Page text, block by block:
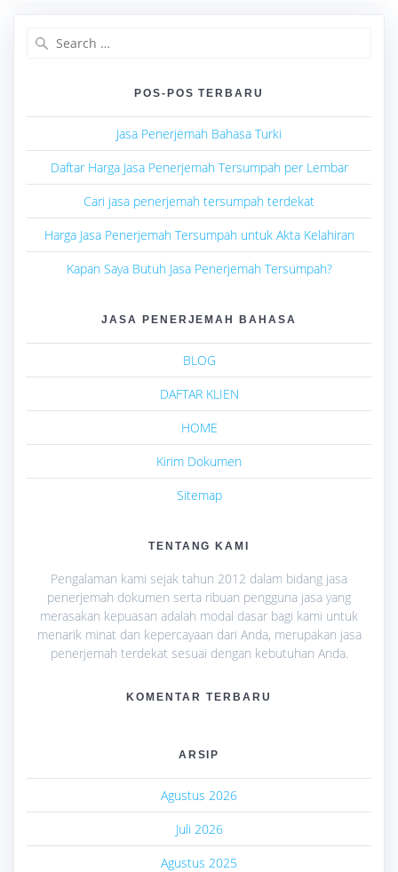
POS-POS TERBARU
Jasa Penerjemah Bahasa Turki
Daftar Harga Jasa Penerjemah Tersumpah per Lembar
Cari jasa penerjemah tersumpah terdekat
Harga Jasa Penerjemah Tersumpah untuk Akta Kelahiran
Kapan Saya Butuh Jasa Penerjemah Tersumpah?
JASA PENERJEMAH BAHASA
BLOG
DAFTAR KLIEN
HOME
Kirim Dokumen
Sitemap
TENTANG KAMI
Pengalaman kami sejak tahun 2012 dalam bidang jasa
penerjemah dokumen serta ribuan pengguna jasa yang
merasakan kepuasan adalah modal dasar bagi kami untuk
menarik minat dan kepercayaan dari Anda, merupakan jasa
penerjemah terdekat sesuai dengan kebutuhan Anda.
KOMENTAR TERBARU
ARSIP
Agustus 2026
Juli 2026
Agustus 2025